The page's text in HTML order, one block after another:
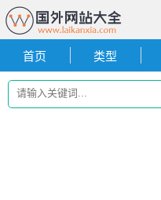
首页 类型